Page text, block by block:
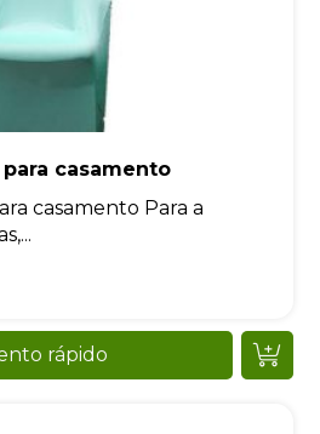
casamento
casamento Para a
rápido